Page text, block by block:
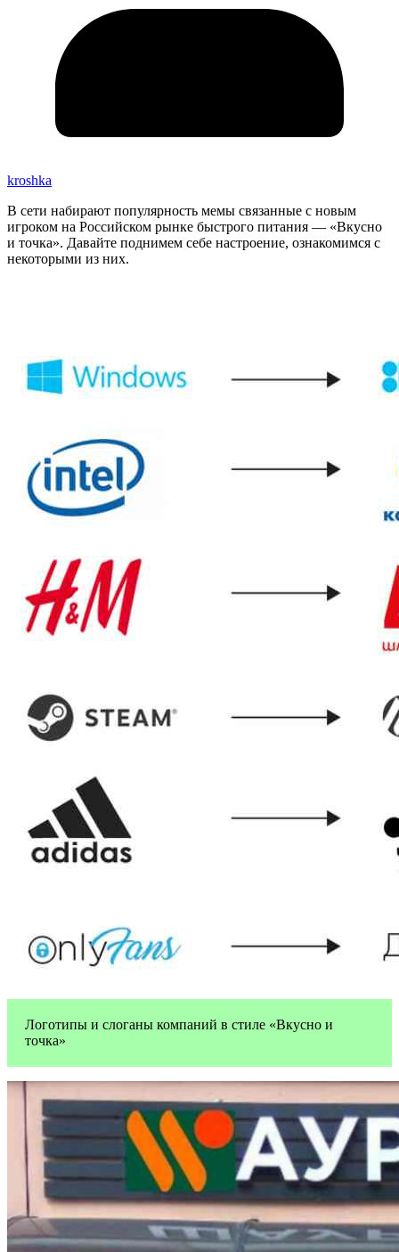
kroshka
В сети набирают популярность мемы связанные с новым
игроком на Российском рынке быстрого питания — «Вкусно
и точка». Давайте поднимем себе настроение, ознакомимся с
некоторыми из них.
Логотипы и слоганы компаний в стиле «Вкусно и
точка»